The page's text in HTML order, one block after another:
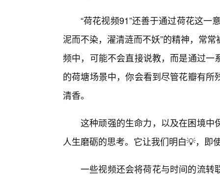
“荷花视频91”还善于通过荷花这一
泥而不染，濯清涟而不妖”的精神，常
频中，可能不会直接说教，而是通过
的荷塘场景中，你会看到尽管花瓣有
清香。
这种顽强的生命力，以及在困境中
人生磨砺的思考。它让我们明白💡，即
一些视频还会将荷花与时间的流转